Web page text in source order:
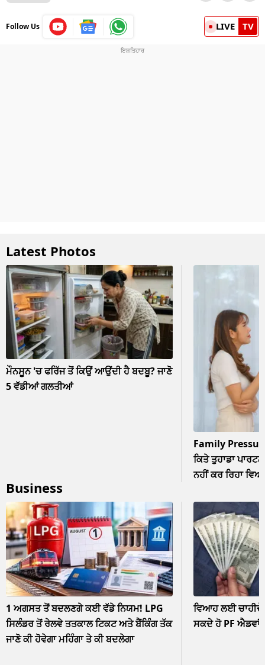
Follow Us LIVE TV
Latest Photos
ਮੌਨਸੂਨ 'ਚ ਫਰਿੱਜ ਤੋਂ ਕਿਉਂ ਆਉਂਦੀ ਹੈ ਬਦਬੂ? ਜਾਣੋ
5 ਵੱਡੀਆਂ ਗਲਤੀਆਂ
Family
ਕਿਤੇ ਤੁਹਾਡਾ
ਨਹੀਂ ਕਰ ਰਿਹਾ
Business
1 ਅਗਸਤ ਤੋਂ ਬਦਲਣਗੇ ਕਈ ਵੱਡੇ ਨਿਯਮ! LPG
ਸਿਲੰਡਰ ਤੋਂ ਰੇਲਵੇ ਤਤਕਾਲ ਟਿਕਟ ਅਤੇ ਬੈਂਕਿੰਗ ਤੱਕ
ਜਾਣੋ ਕੀ ਹੋਵੇਗਾ ਮਹਿੰਗਾ ਤੇ ਕੀ ਬਦਲੇਗਾ
ਵਿਆਹ ਲਈ ਚਾਹੀਦੇ
ਸਕਦੇ ਹੋ PF